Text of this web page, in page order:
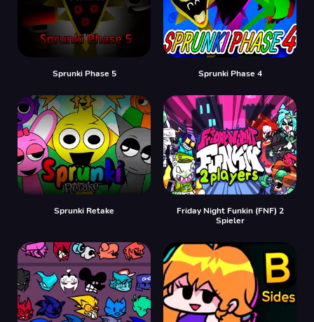
Sprunki Phase 5 Sprunki Phase 4
Sprunki Retake
Friday Night Funkin (FNF) 2
Spieler